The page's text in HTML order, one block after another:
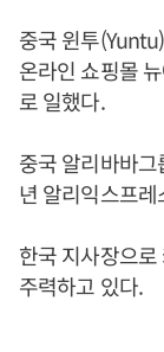
중국 윈투
온라인 쇼핑몰
로 일했다.
중국 알리바바
년 알리익스프
한국 지사장으
주력하고 있다.